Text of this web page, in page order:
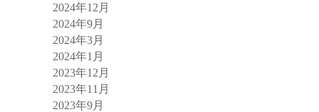
2024年12月
2024年9月
2024年3月
2024年1月
2023年12月
2023年11月
2023年9月